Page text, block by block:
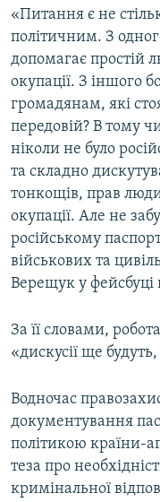
«Питання є не
політичним. З
допомагає простій
окупації. З іншого
громадянам, які
передовій? В тому
ніколи не було
та складно
тонкощів, прав
окупації. Але не
російському
військових та
Верещук у фейсбуці
За її словами,
«дискусії ще
Водночас
документування
політикою країни-
теза про
кримінальної